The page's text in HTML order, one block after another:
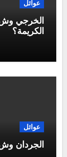
عوائل
الخرجي وش
الكريمة؟
عوائل
الجردان